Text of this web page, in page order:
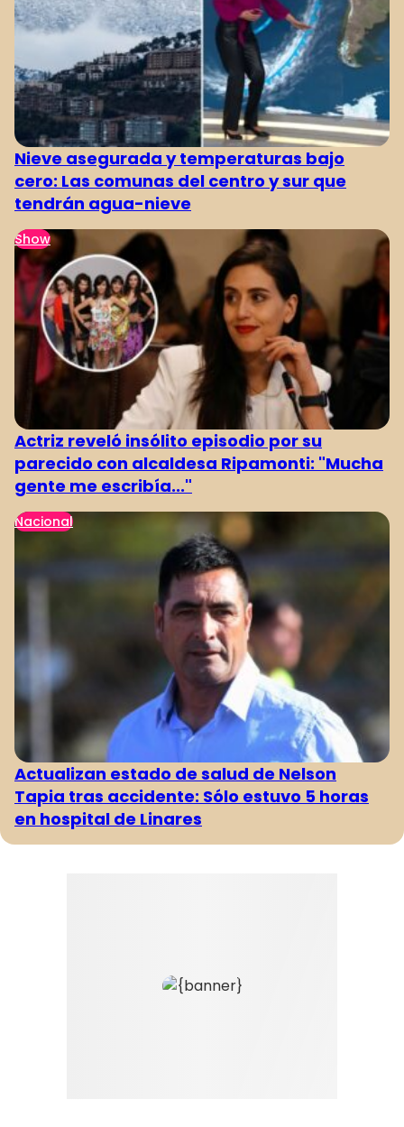
Nieve asegurada y temperaturas bajo
cero: Las comunas del centro y sur que
tendrán agua-nieve
Show
Actriz reveló insólito episodio por su
parecido con alcaldesa Ripamonti: "Mucha
gente me escribía..."
Nacional
Actualizan estado de salud de Nelson
Tapia tras accidente: Sólo estuvo 5 horas
en hospital de Linares